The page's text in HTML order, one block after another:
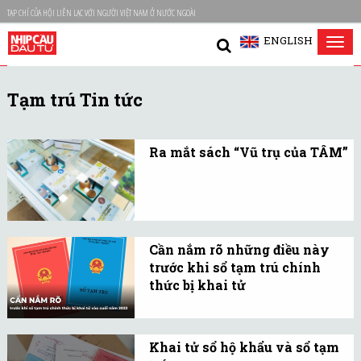
TẠP CHÍ CỦA HỘI LIÊN LẠC VỚI NGƯỜI VIỆT NAM Ở NƯỚC NGOÀI
ENGLISH
Tạm trú Tin tức
Ra mắt sách “Vũ trụ của TÂM”
Heritage, sáng kiến nhằm
lưu giữ và truyền tải
những giá trị nhân sinh
quan sâu sắc của người
Cần nắm rõ những điều này
trước khi sổ tạm trú chính
thức bị khai tử
sử dụng, vậy người dân
Khai tử sổ hộ khẩu và sổ tạm